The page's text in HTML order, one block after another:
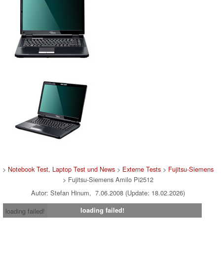
> Notebook Test, Laptop Test und News > Externe Tests > Fujitsu-Siemens
> Fujitsu-Siemens Amilo Pi2512
Autor: Stefan Hinum, 7.06.2008 (Update: 18.02.2026)
loading failed!
loading failed!